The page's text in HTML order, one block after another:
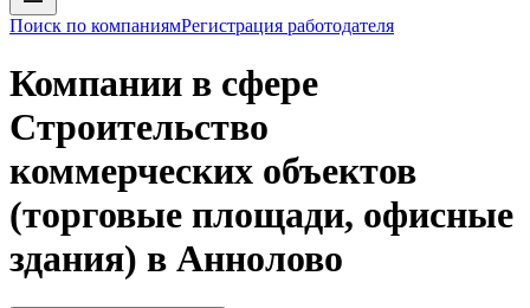
Поиск по компаниямРегистрация работодателя
Компании в сфере
Строительство
коммерческих объектов
(торговые площади, офисные
здания) в Аннолово